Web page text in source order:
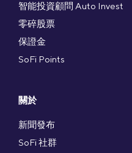
智能投資顧問 Auto Invest
零碎股票
保證金
SoFi Points
關於
新聞發布
SoFi 社群